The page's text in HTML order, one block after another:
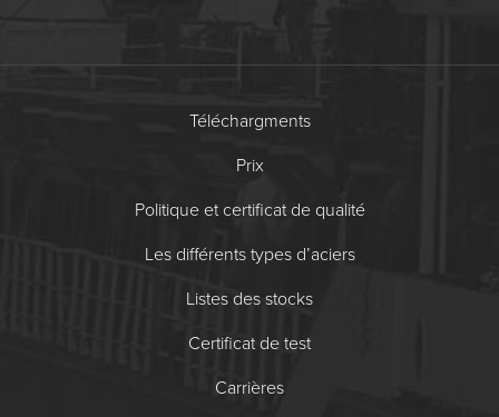
Téléchargments
Prix
Politique et certificat de qualité
Les différents types d’aciers
Listes des stocks
Certificat de test
Carrières